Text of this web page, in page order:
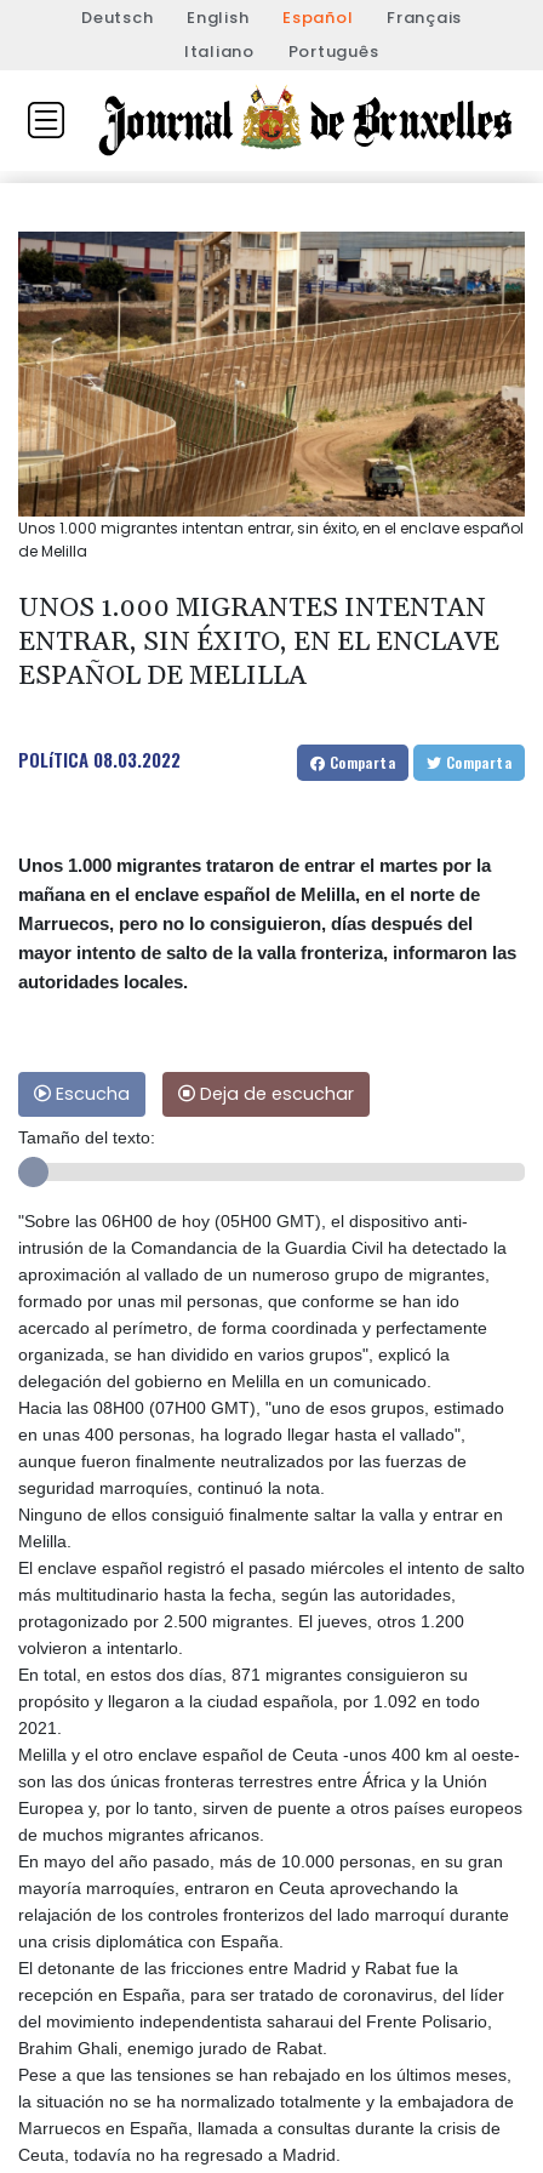
Deutsch English Español
Français
Italiano
Português
Unos 1.000 migrantes intentan entrar, sin éxito, en el enclave español
de Melilla
UNOS 1.000 MIGRANTES INTENTAN
ENTRAR, SIN ÉXITO, EN EL ENCLAVE
ESPAÑOL DE MELILLA
POLíTICA 08.03.2022 Comparta Comparta
Unos 1.000 migrantes trataron de entrar el martes por la
mañana en el enclave español de Melilla, en el norte de
Marruecos, pero no lo consiguieron, días después del
mayor intento de salto de la valla fronteriza, informaron las
autoridades locales.
Escucha Deja de escuchar
Tamaño del texto:
"Sobre las 06H00 de hoy (05H00 GMT), el dispositivo anti-
intrusión de la Comandancia de la Guardia Civil ha detectado la
aproximación al vallado de un numeroso grupo de migrantes,
formado por unas mil personas, que conforme se han ido
acercado al perímetro, de forma coordinada y perfectamente
organizada, se han dividido en varios grupos", explicó la
delegación del gobierno en Melilla en un comunicado.
Hacia las 08H00 (07H00 GMT), "uno de esos grupos, estimado
en unas 400 personas, ha logrado llegar hasta el vallado",
aunque fueron finalmente neutralizados por las fuerzas de
seguridad marroquíes, continuó la nota.
Ninguno de ellos consiguió finalmente saltar la valla y entrar en
Melilla.
El enclave español registró el pasado miércoles el intento de salto
más multitudinario hasta la fecha, según las autoridades,
protagonizado por 2.500 migrantes. El jueves, otros 1.200
volvieron a intentarlo.
En total, en estos dos días, 871 migrantes consiguieron su
propósito y llegaron a la ciudad española, por 1.092 en todo
2021.
Melilla y el otro enclave español de Ceuta -unos 400 km al oeste-
son las dos únicas fronteras terrestres entre África y la Unión
Europea y, por lo tanto, sirven de puente a otros países europeos
de muchos migrantes africanos.
En mayo del año pasado, más de 10.000 personas, en su gran
mayoría marroquíes, entraron en Ceuta aprovechando la
relajación de los controles fronterizos del lado marroquí durante
una crisis diplomática con España.
El detonante de las fricciones entre Madrid y Rabat fue la
recepción en España, para ser tratado de coronavirus, del líder
del movimiento independentista saharaui del Frente Polisario,
Brahim Ghali, enemigo jurado de Rabat.
Pese a que las tensiones se han rebajado en los últimos meses,
la situación no se ha normalizado totalmente y la embajadora de
Marruecos en España, llamada a consultas durante la crisis de
Ceuta, todavía no ha regresado a Madrid.